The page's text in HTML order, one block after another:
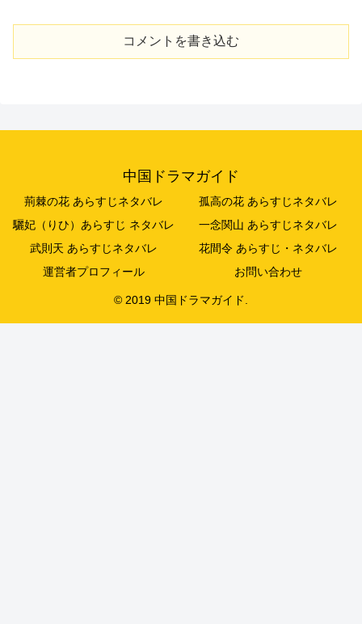
コメントを書き込む
中国ドラマガイド
荊棘の花 あらすじネタバレ
孤高の花 あらすじネタバレ
驪妃（りひ）あらすじ ネタバレ
一念関山 あらすじネタバレ
武則天 あらすじネタバレ
花間令 あらすじ・ネタバレ
運営者プロフィール
お問い合わせ
© 2019 中国ドラマガイド.